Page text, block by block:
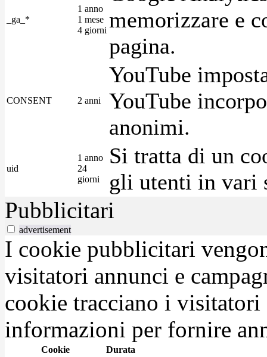
_ga_*
1 anno
1 mese
4 giorni memorizzare e
pagina.
CONSENT 2 anni
YouTube
YouTube
anonimi.
uid
1 anno
24
giorni
Si tratta di un
gli utenti in vari
Pubblicitari
advertisement
I cookie pubblicitari
visitatori annunci e
cookie tracciano i visitatori
informazioni per fornire
Cookie Durata